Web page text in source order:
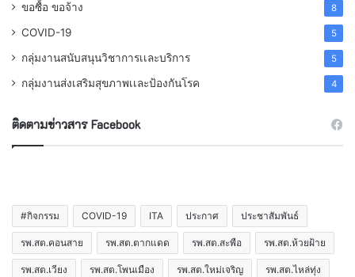
ขอซื้อ ขอจ้าง 8
COVID-19 5
กลุ่มงานสนับสนุนวิชาการเเละบริการ 5
กลุ่มงานส่งเสริมสุขภาพเเละป้องกันโรค 4
ติดตามข่าวสาร Facebook
#กิจกรรม COVID-19 ITA ประกาศ ประชาสัมพันธ์
รพ.สต.คอนสาย รพ.สต.ตากแดด รพ.สต.สะพือ รพ.สต.ห้วยฝ้าย
รพ.สต.เวียง รพ.สต.โพนเมือง รพ.สต.ใหม่เจริญ รพ.สต.ไหล่ทุ่ง